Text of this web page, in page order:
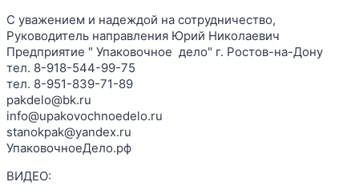
С уважением и надеждой на сотрудничество,
Руководитель направления Юрий Николаевич
Предприятие " Упаковочное дело" г. Ростов-на-Дону
тел. 8-918-544-99-75
тел. 8-951-839-71-89
pakdelo@bk.ru
info@upakovochnoedelo.ru
stanokpak@yandex.ru
УпаковочноеДело.рф
ВИДЕО: